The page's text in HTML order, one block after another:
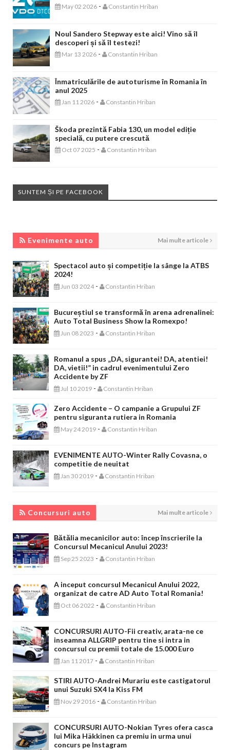
May 02 2026 - Constantin Hriban
Noul Sandero Stepway este aici! Vino să îl
descoperi și să îl testezi!
Mar 13 2026 - Constantin Hriban
Înmatriculările de autoturisme în Romania în
anul 2025
Jan 11 2026 - Constantin Hriban
Škoda prezintă Fabia 130, un model ediție
specială, cu putere crescută
Oct 07 2025 - Constantin Hriban
SUNTEM ȘI PE FACEBOOK
Evenimente auto Mai multe articole
Spectacol auto și competiție la sânge la ATBS
2024!
Jun 03 2024 - Constantin Hriban
Bucureștiul se transformă în arena adrenalinei:
Auto Total Business Show la Romexpo!
Jun 08 2023 - Constantin Hriban
Romanul a spus „DA, sigurantei! DA, atentiei!
DA, vietii!” in cadrul evenimentului Zero
Accidente by ZF
Jul 10 2019 - Constantin Hriban
Zero Accidente – O campanie a Grupului ZF
pentru siguranta rutiera in Romania
May 24 2019 - Constantin Hriban
EVENIMENTE AUTO-Winter Rally Covasna, o
competitie de neuitat
Jan 30 2019 - Constantin Hriban
Concursuri auto Mai multe articole
Bătălia mecanicilor auto: încep înscrierile la
Concursul Mecanicul Anului 2023!
Sep 25 2023 - Constantin Hriban
A inceput concursul Mecanicul Anului 2022,
organizat de catre AD Auto Total Romania!
Oct 06 2022 - Constantin Hriban
CONCURSURI AUTO-Fii creativ, arata-ne ce
inseamna ALLGRIP pentru tine si intra in
concursul cu premii totale de 15.000 Euro
Jan 11 2017 - Constantin Hriban
STIRI AUTO-Andrei Murariu este castigatorul
unui Suzuki SX4 la Kiss FM
Nov 29 2016 - Constantin Hriban
CONCURSURI AUTO-Nokian Tyres ofera casca
lui Mika Häkkinen ca premiu in urma unui
concurs pe Instagram